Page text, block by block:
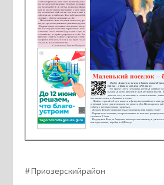
Приозерскийрайон